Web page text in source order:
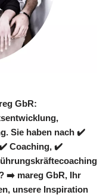
GbR:
Sie haben nach ✔️
Coaching, ✔️
➡️ mareg GbR, Ihr
unsere Inspiration